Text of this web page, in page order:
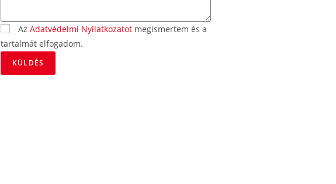
Az Adatvédelmi Nyilatkozatotmegismertem és a
tartalmát elfogadom.
KÜLDÉS